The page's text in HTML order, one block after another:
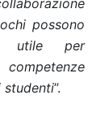
possono
utile per
studenti”.